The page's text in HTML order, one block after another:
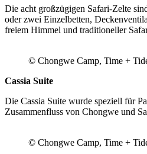
Die acht großzügigen Safari-Zelte
oder zwei Einzelbetten,
freiem Himmel und traditioneller
© Chongwe Camp, Time +
Cassia Suite
Die Cassia Suite wurde speziell für
Zusammenfluss von Chongwe und
© Chongwe Camp, Time +